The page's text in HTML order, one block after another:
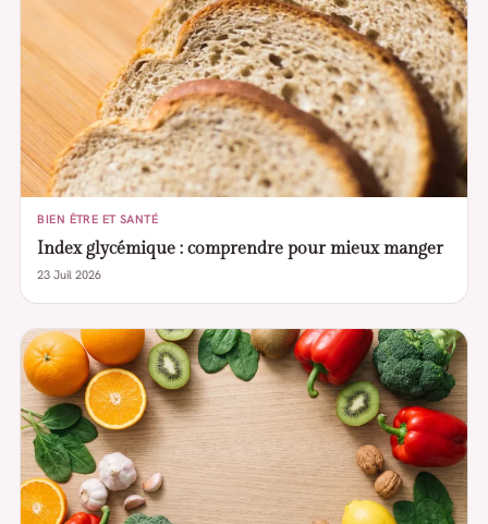
BIEN ÊTRE ET SANTÉ
Index glycémique : comprendre pour mieux manger
23 Juil 2026